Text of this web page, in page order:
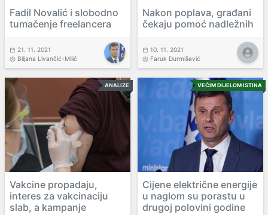
Fadil Novalić i slobodno
tumačenje freelancera
21. 11. 2021
Biljana Livančić-Milić
Nakon poplava, građani
čekaju pomoć nadležnih
10. 11. 2021
Faruk Durmišević
ANALIZE
Vakcine propadaju,
interes za vakcinaciju
slab, a kampanje
VEĆIM DIJELOM ISTINA
Cijene električne energije
u naglom su porastu u
drugoj polovini godine